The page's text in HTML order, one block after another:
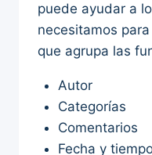
puede ayudar a
necesitamos
que agrupa las
Autor
Categorías
Comentarios
Fecha y